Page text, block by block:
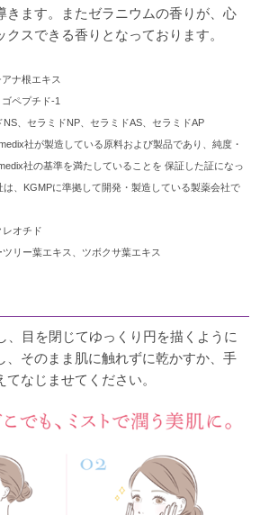
きます。またゼラニウムの香りが、心
クスできる香りとなっております。
ナ根エキス
ペプチド-1
、セラミドNP、セラミドAS、セラミドAP
社が製造している原料および製品であり、純度・
社の基準を満たしていることを 保証した証になっ
、KGMPに準拠して開発・製造している製薬会社で
レオチド
リー葉エキス、ツボクサ葉エキス
、目を閉じてゆっくり円を描くように
、そのまま肌に触れずに乾かすか、手
なじませてください。